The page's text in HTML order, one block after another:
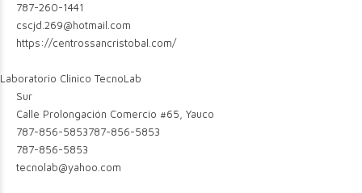
787-260-1441
cscjd.269@hotmail.com
https://centrossancristobal.com/
Laboratorio Clinico TecnoLab
Sur
Calle Prolongación Comercio #65, Yauco
787-856-5853787-856-5853
787-856-5853
tecnolab@yahoo.com